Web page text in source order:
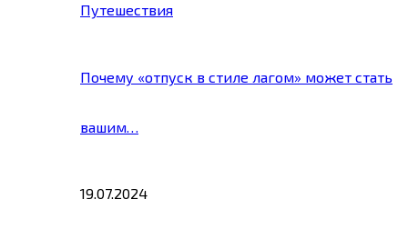
Путешествия
Почему «отпуск в стиле лагом» может стать
вашим…
19.07.2024